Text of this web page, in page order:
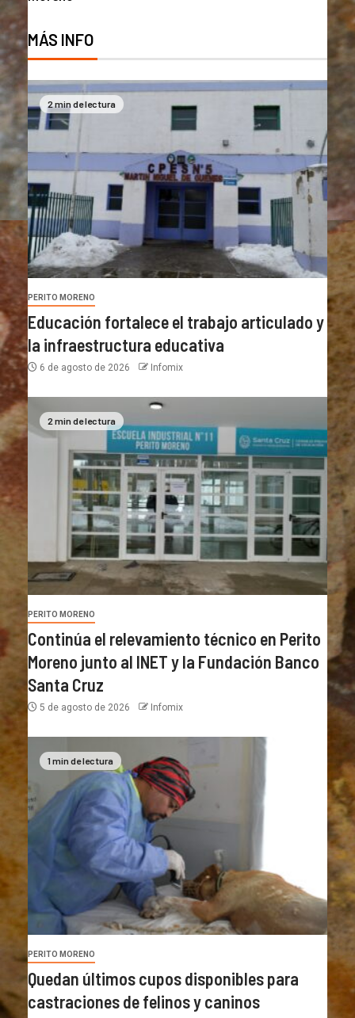
MÁS INFO
2 min de lectura
PERITO MORENO
Educación fortalece el trabajo articulado y
la infraestructura educativa
6 de agosto de 2026 Infomix
2 min de lectura
PERITO MORENO
Continúa el relevamiento técnico en Perito
Moreno junto al INET y la Fundación Banco
Santa Cruz
5 de agosto de 2026 Infomix
1 min de lectura
PERITO MORENO
Quedan últimos cupos disponibles para
castraciones de felinos y caninos